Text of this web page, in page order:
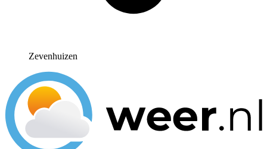
Zevenhuizen